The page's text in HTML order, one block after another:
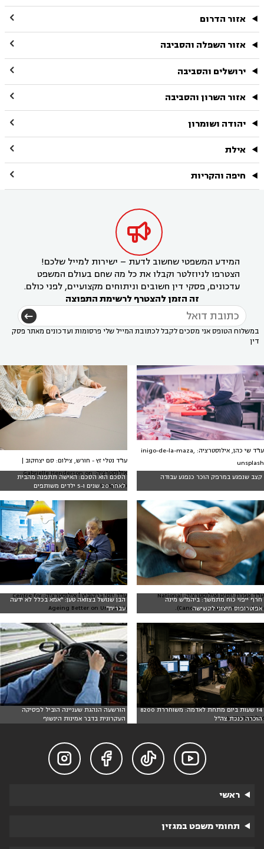
אזור הדרום 
אזור השפלה והסביבה 
ירושלים והסביבה 
אזור השרון והסביבה 
יהודה ושומרון 
אילת 
חיפה והקריות 

המידע המשפטי שחשוב לדעת – ישירות למייל שלכם!
הצטרפו לניוזלטר וקבלו את כל מה שחם בעולם המשפט
עדכונים, פסקי דין חשובים וניתוחים מקצועיים, לפני כולם.
זה הזמן להצטרף לרשימת התפוצה
במשלוח הטופס אני מסכים לקבל לכתובת המייל שלי פרסומות ועדכונים מאתר פסק
דין
קצב שנפגע במרפק הוכר כנפגע עבודה
עו"ד שי כהן, אילוסטרציה: inigo-de-la-maza,
unsplash
הסכם הוא הסכם: האישה תתפנה מהבית
לאחר 20 שנים ו-5 ילדים משותפים
עו"ד נטלי זץ - חורש, צילום: סם יצחקוב |
אילוסטרציה: Gabrielle Henderson on
Unsplash
חרף ייפוי כוח מתמשך: ביהמ"ש מינה
אפוטרופוס חיצוני לקשישה
עו"ד אפרת יוסים (אילוסטרציה: National
Cancer Institute on Unsplash).
הבן שנושל בצוואה טען: "אמא בכלל לא ידעה
עברית"
עו"ד יוסי ברקוביץ | אילוסטרציה: Centre for
Ageing Better on Unsplash
14 שעות ביום מתחת לאדמה: משוחררת 8200
הוכרה כנכת צה"ל
אילוסטרציה AI
הורשעה הנהגת שעניינה הוביל לפסיקה
העקרונית בדבר אמינות הינשוף




ראשי
תחומי משפט במגזין